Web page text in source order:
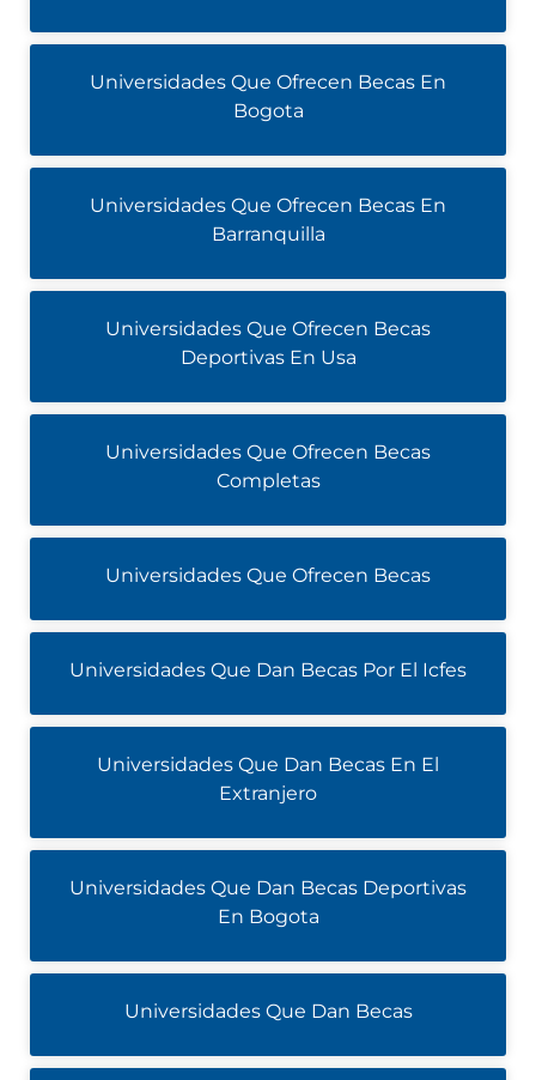
Universidades Que Ofrecen Becas En
Bogota
Universidades Que Ofrecen Becas En
Barranquilla
Universidades Que Ofrecen Becas
Deportivas En Usa
Universidades Que Ofrecen Becas
Completas
Universidades Que Ofrecen Becas
Universidades Que Dan Becas Por El Icfes
Universidades Que Dan Becas En El
Extranjero
Universidades Que Dan Becas Deportivas
En Bogota
Universidades Que Dan Becas